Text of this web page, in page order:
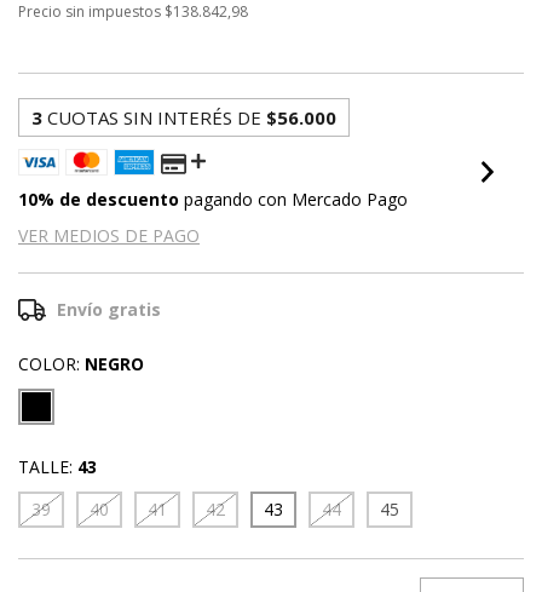
Precio sin impuestos $138.842,98
3 CUOTAS SIN INTERÉS DE $56.000
10% de descuento pagando con Mercado Pago
VER MEDIOS DE PAGO
Envío gratis
COLOR: NEGRO
TALLE: 43
39
40 41 42 43 44 45